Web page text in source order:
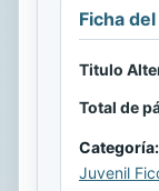
Ficha
Titulo
Total de
Categoría:
Juvenil